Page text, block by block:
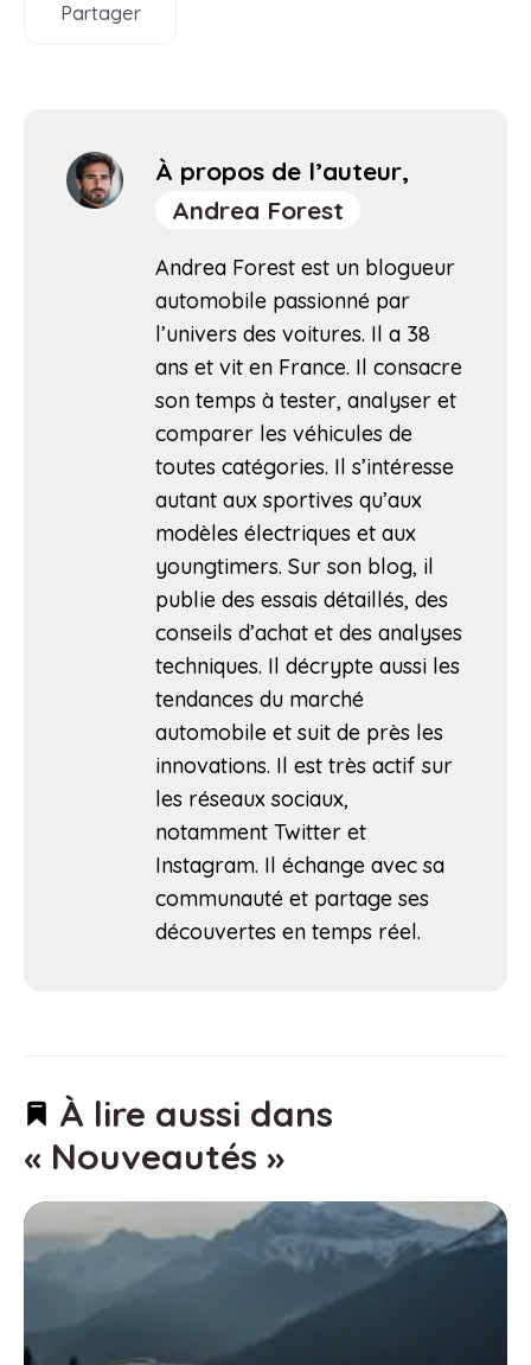
Partager
À propos de l’auteur,
Andrea Forest
Andrea Forest est un blogueur
automobile passionné par
l’univers des voitures. Il a 38
ans et vit en France. Il consacre
son temps à tester, analyser et
comparer les véhicules de
toutes catégories. Il s’intéresse
autant aux sportives qu’aux
modèles électriques et aux
youngtimers. Sur son blog, il
publie des essais détaillés, des
conseils d’achat et des analyses
techniques. Il décrypte aussi les
tendances du marché
automobile et suit de près les
innovations. Il est très actif sur
les réseaux sociaux,
notamment Twitter et
Instagram. Il échange avec sa
communauté et partage ses
découvertes en temps réel.
À lire aussi dans
« Nouveautés »